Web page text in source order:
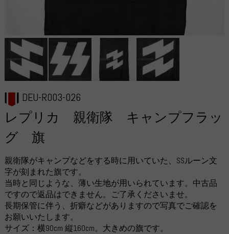
DEU-R003-026
レプリカ 親衛隊 キャンプフラッ
グ 旗
親衛隊がキャンプなどをする時に用いていた、SSルーン文
字が刻まれた旗です。
当時と同じような、薄い生地が用いられています。中古品
ですので返品はできません。ご了承くださいませ。
長期保管に伴う、折癖などがありますので写真でご確認を
お願いいたします。
サイズ：横90cm 縦160cm。大きめの旗です。